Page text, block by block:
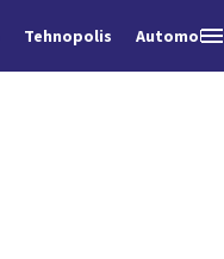
Tehnopolis Automobili